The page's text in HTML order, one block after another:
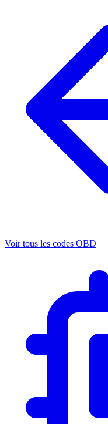
Voir tous les codes OBD